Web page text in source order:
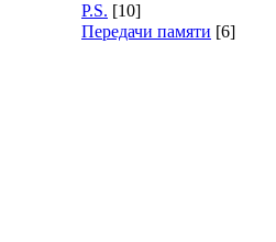
P.S. [10]
Передачи памяти [6]